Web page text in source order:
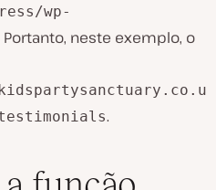
wp-
Portanto, neste exemplo, o
.